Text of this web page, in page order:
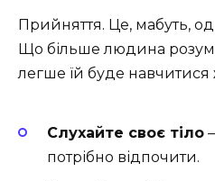
Прийняття. Це, мабуть,
Що більше людина
легше їй буде
Слухайте своє тіло
потрібно відпочити.